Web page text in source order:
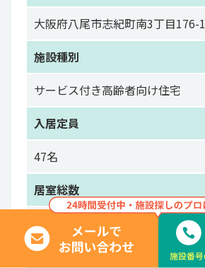
大阪府八尾市志紀町南3丁目176-1
施設種別
サービス付き高齢者向け住宅
入居定員
47名
居室総数
47室
居室面積